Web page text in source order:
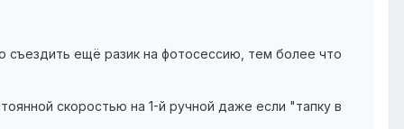
ещё разик на фотосессию, тем более что
скоростью на 1-й ручной даже если "тапку в